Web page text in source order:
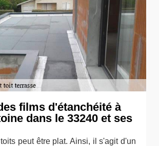
films d'étanchéité à
dans le 33240 et ses
peut être plat. Ainsi, il s'agit d'un